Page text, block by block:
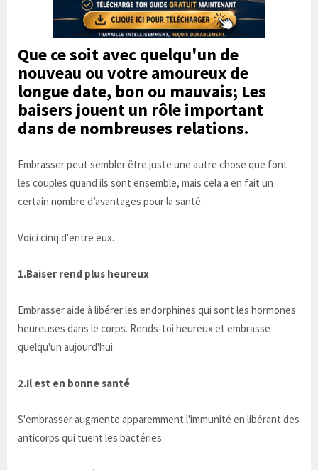
Que ce soit avec quelqu'un de
nouveau ou votre amoureux de
longue date, bon ou mauvais; Les
baisers jouent un rôle important
dans de nombreuses relations.
Embrasser peut sembler être juste une autre chose que font
les couples quand ils sont ensemble, mais cela a en fait un
certain nombre d’avantages pour la santé.
Voici cinq d'entre eux.
1.Baiser rend plus heureux
Embrasser aide à libérer les endorphines qui sont les hormones
heureuses dans le corps. Rends-toi heureux et embrasse
quelqu'un aujourd'hui.
2.Il est en bonne santé
S'embrasser augmente apparemment l'immunité en libérant des
anticorps qui tuent les bactéries.